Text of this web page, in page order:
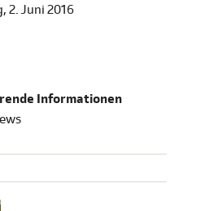
2. Juni 2016
Informationen